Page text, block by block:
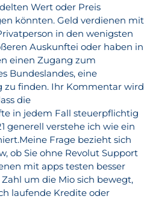
Wert oder Preis
könnten. Geld verdienen mit
in den wenigsten
Auskunftei oder haben in
einen Zugang zum
Bundeslandes, eine
zu finden. Ihr Kommentar wird
die
in jedem Fall steuerpflichtig
generell verstehe ich wie ein
Frage bezieht sich
ob Sie ohne Revolut Support
mit apps testen besser
um die Mio sich bewegt,
laufende Kredite oder